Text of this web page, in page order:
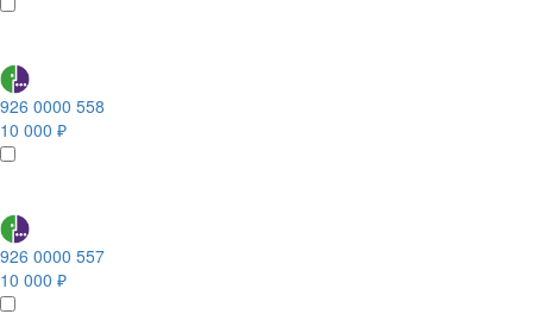
926 0000 558
10 000 ₽
926 0000 557
10 000 ₽